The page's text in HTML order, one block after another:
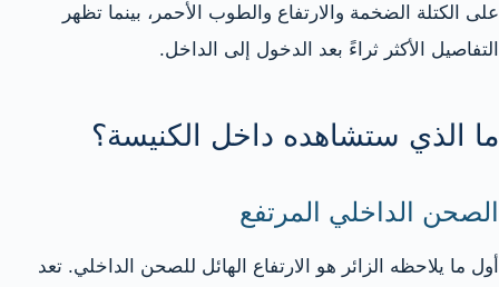
على الكتلة الضخمة والارتفاع والطوب الأحمر، بينما تظهر
التفاصيل الأكثر ثراءً بعد الدخول إلى الداخل.
ما الذي ستشاهده داخل الكنيسة؟
الصحن الداخلي المرتفع
أول ما يلاحظه الزائر هو الارتفاع الهائل للصحن الداخلي. تعد